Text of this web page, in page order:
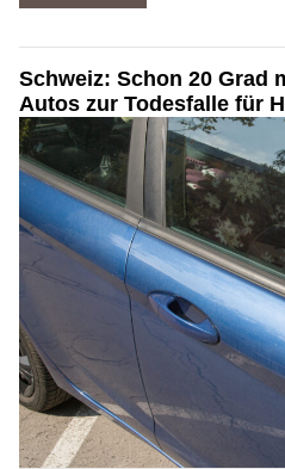
Schweiz: Schon 20 Grad
Autos zur Todesfalle für